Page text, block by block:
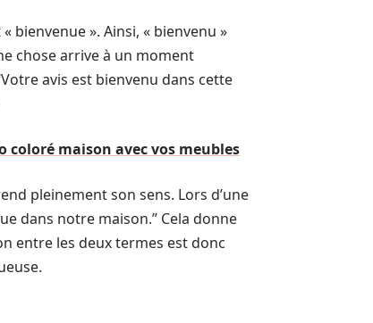
bienvenue ». Ainsi, « bienvenu »
chose arrive à un moment
avis est bienvenu dans cette
maison avec vos meubles
pleinement son sens. Lors d’une
dans notre maison.” Cela donne
entre les deux termes est donc